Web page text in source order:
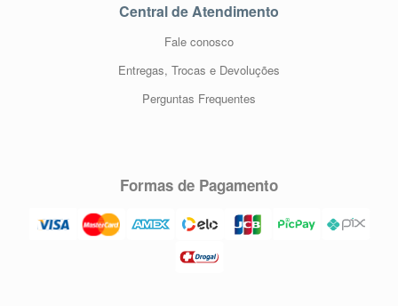
Central de Atendimento
Fale conosco
Entregas, Trocas e Devoluções
Perguntas Frequentes
Formas de Pagamento